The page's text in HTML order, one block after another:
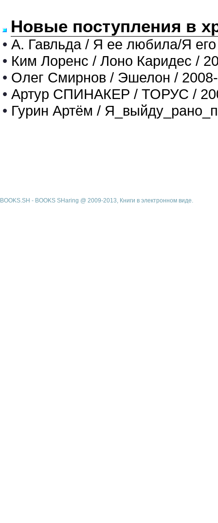
Новые поступления в
• А. Гавльда / Я ее любила/Я
• Ким Лоренс / Лоно Каридес /
• Олег Смирнов / Эшелон /
• Артур СПИНАКЕР / ТОРУС /
• Гурин Артём /
BOOKS.SH - BOOKS SHaring @ 2009-2013, Книги в электронном виде.